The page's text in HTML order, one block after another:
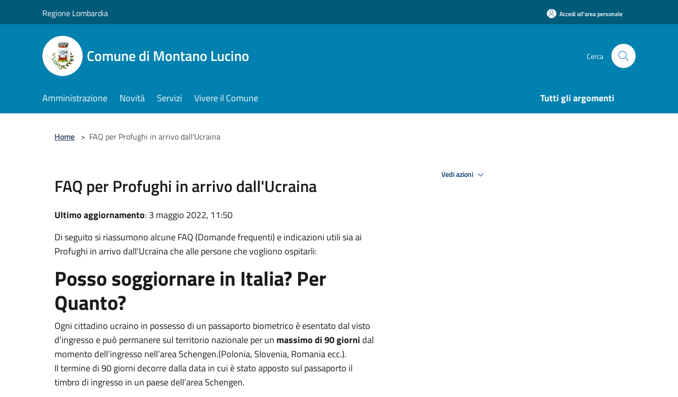
Regione Lombardia Accedi all'area personale
Comune di Montano Lucino Cerca
Amministrazione Novità Servizi Vivere il Comune Tutti gli argomenti
Home > FAQ per Profughi in arrivo dall'Ucraina
FAQ per Profughi in arrivo dall'Ucraina
Ultimo aggiornamento: 3 maggio 2022, 11:50
Di seguito si riassumono alcune FAQ (Domande frequenti) e indicazioni utili sia ai
Profughi in arrivo dall'Ucraina che alle persone che vogliono ospitarli:
Posso soggiornare in Italia? Per
Quanto?
Ogni cittadino ucraino in possesso di un passaporto biometrico è esentato dal visto
d’ingresso e può permanere sul territorio nazionale per un massimo di 90 giorni dal
momento dell’ingresso nell’area Schengen.(Polonia, Slovenia, Romania ecc.).
Il termine di 90 giorni decorre dalla data in cui è stato apposto sul passaporto il
timbro di ingresso in un paese dell’area Schengen.
Vedi azioni